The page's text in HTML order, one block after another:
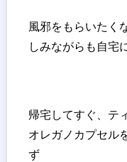
風邪をもらいたく
しみながらも自宅
帰宅してすぐ、テ
オレガノカプセル
ず